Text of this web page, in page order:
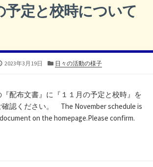
予定と校時について
最
新
2023年3月19日
カ
リ
日々の活動の様子
配布文書』に『１１月の予定と校時』を
認ください。 The November schedule is
on the homepage.Please confirm.